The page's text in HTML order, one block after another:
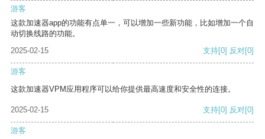
游客
这款加速器app的功能有点单一，可以增加一些新功能，比如增加一个自
动切换线路的功能。
2025-02-15
支持[0] 反对[0]
游客
这款加速器VPM应用程序可以给你提供最高速度和安全性的连接。
2025-02-15 支持[0] 反对[0]
游客